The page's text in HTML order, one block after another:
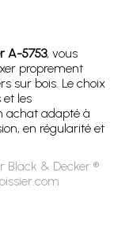
A-5753, vous
proprement
sur bois. Le choix
et les
achat adapté à
en régularité et
Black & Decker ®